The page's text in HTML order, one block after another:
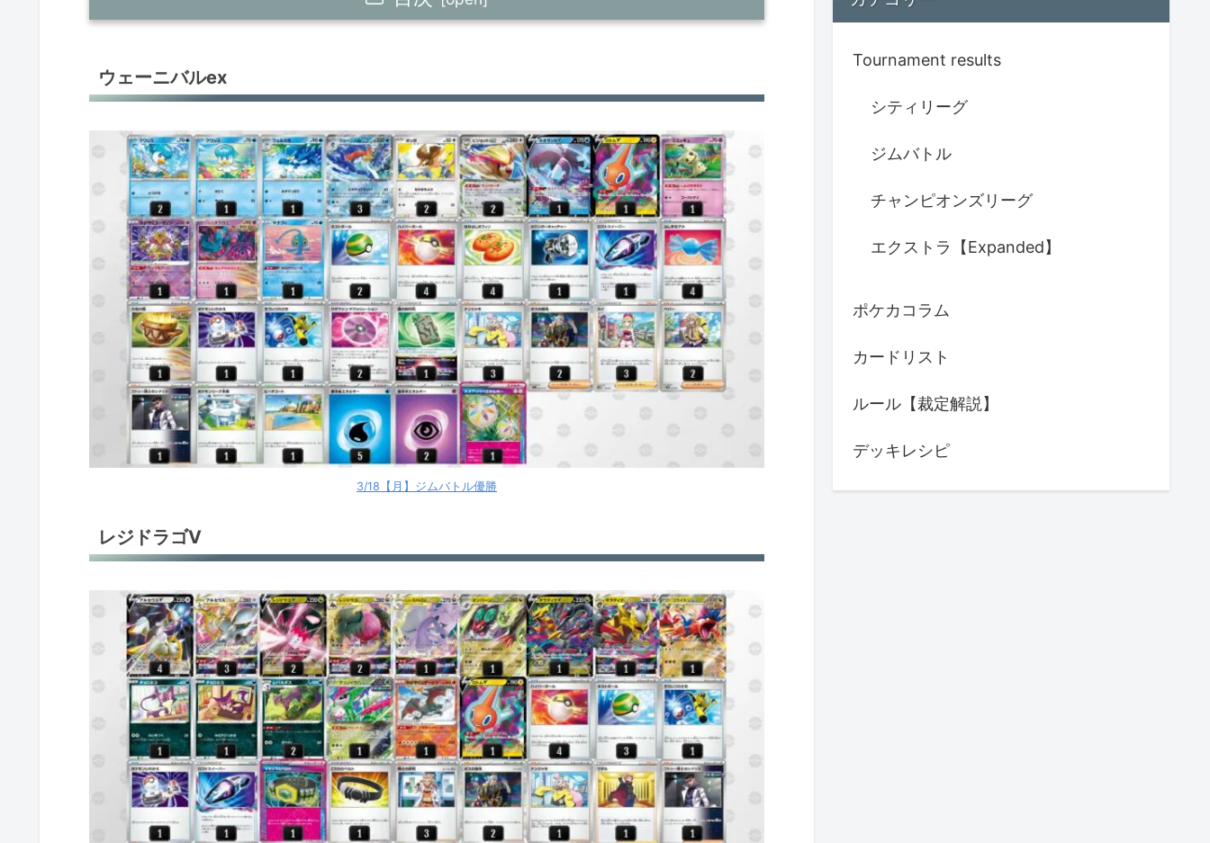
レジドラゴV
デカヌチャンex
ミライドンex
ウネルミナモex
クエスパトラex
カメックスex
ヒスイゾロアークV
環境デッキレシピまとめ
ウェーニバルex
3/18【月】ジムバトル優勝
レジドラゴV
Tournament results
シティリーグ
ジムバトル
チャンピオンズリーグ
エクストラ【Expanded】
ポケカコラム
カードリスト
ルール【裁定解説】
デッキレシピ